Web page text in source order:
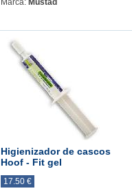
Marca: Mustad
Higienizador de cascos
Hoof - Fit gel
17.50 €